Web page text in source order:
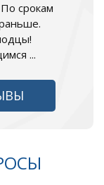
По срокам
...